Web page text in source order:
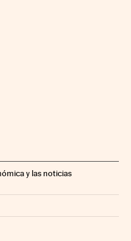
y las noticias
en Facebook
Días en Twitter